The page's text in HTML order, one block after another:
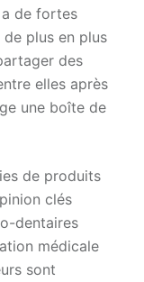
de fortes
plus en plus
des
elles après
une boîte de
de produits
clés
dentaires
médicale
sont